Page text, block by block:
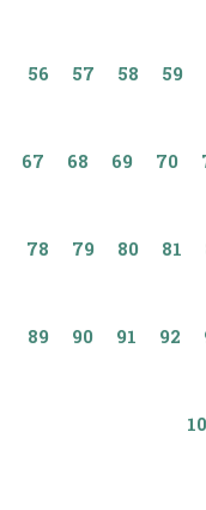
56 57 58 59
67 68 69 70
78 79 80 81
89 90 91 92